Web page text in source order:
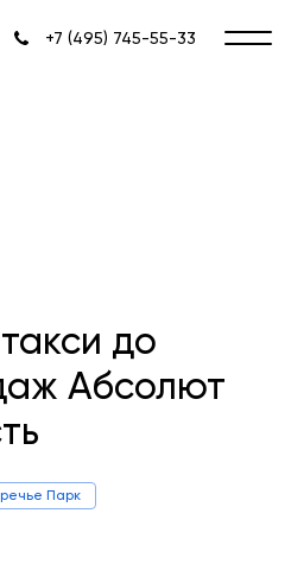
+7 (495) 745-55-33
до
Абсолют
Парк